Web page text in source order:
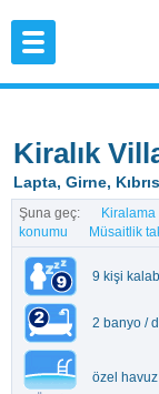
Kiralık
Lapta, Girne,
Şuna geç:
konumu
Müsaitlik
9 kişi
2 banyo /
özel havuz